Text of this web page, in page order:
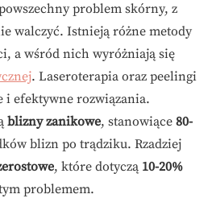
problem skórny, z
walczyć. Istnieją różne metody
a wśród nich wyróżniają się
. Laseroterapia oraz peelingi
i efektywne rozwiązania.
blizny zanikowe, stanowiące 80-
blizn po trądziku. Rzadziej
, które dotyczą 10-20%
problemem.